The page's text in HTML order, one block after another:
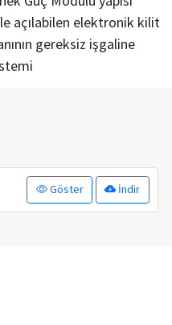
açılabilen elektronik kilit
gereksiz işgaline
Göster İndir